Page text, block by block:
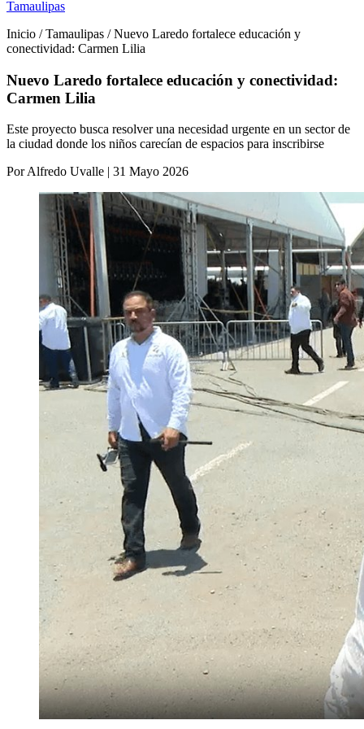
Tamaulipas
Inicio / Tamaulipas / Nuevo Laredo fortalece educación y
conectividad: Carmen Lilia
Nuevo Laredo fortalece educación y conectividad:
Carmen Lilia
Este proyecto busca resolver una necesidad urgente en un sector de
la ciudad donde los niños carecían de espacios para inscribirse
Por Alfredo Uvalle | 31 Mayo 2026